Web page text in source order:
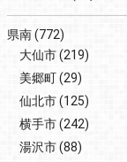
県南(772)
大仙市(219)
美郷町(29)
仙北市(125)
横手市(242)
湯沢市(88)